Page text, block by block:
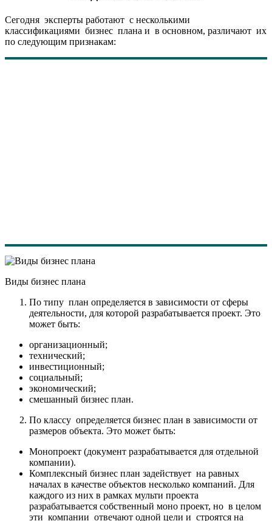
Сегодня эксперты работают с несколькими
классификациями бизнес плана и в основном, различают их
по следующим признакам:
Виды бизнес плана
По типу план определяется в зависимости от сферы
деятельности, для которой разрабатывается проект. Это
может быть:
организационный;
технический;
инвестиционный;
социальный;
экономический;
смешанный бизнес план.
По классу определяется бизнес план в зависимости от
размеров объекта. Это может быть:
Монопроект (документ разрабатывается для отдельной
компании).
Комплексный бизнес план задействует на равных
началах в качестве объектов несколько компаний. Для
каждого из них в рамках мульти проекта
разрабатывается собственный моно проект, но в целом
эти компании отвечают одной цели и строятся на